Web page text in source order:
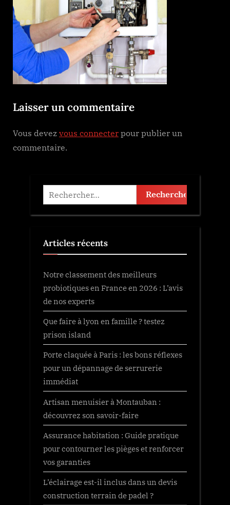
Laisser un commentaire
Vous devez vous connecter pour publier un
commentaire.
Rechercher :
Articles récents
Notre classement des meilleurs
probiotiques en France en 2026 : L’avis
de nos experts
Que faire à lyon en famille ? testez
prison island
Porte claquée à Paris : les bons réflexes
pour un dépannage de serrurerie
immédiat
Artisan menuisier à Montauban :
découvrez son savoir-faire
Assurance habitation : Guide pratique
pour contourner les pièges et renforcer
vos garanties
L’éclairage est-il inclus dans un devis
construction terrain de padel ?